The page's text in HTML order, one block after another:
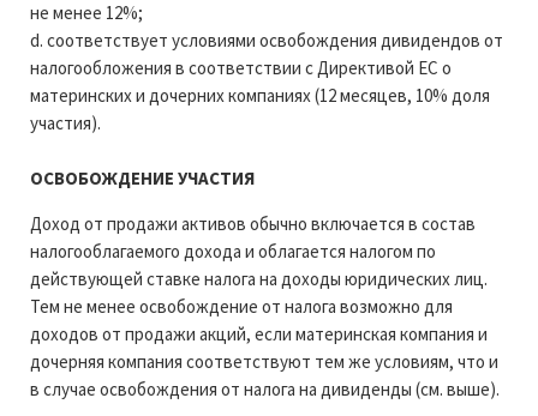
не менее 12%;
d. соответствует условиями освобождения дивидендов от
налогообложения в соответствии с Директивой ЕС о
материнских и дочерних компаниях (12 месяцев, 10% доля
участия).
ОСВОБОЖДЕНИЕ УЧАСТИЯ
Доход от продажи активов обычно включается в состав
налогооблагаемого дохода и облагается налогом по
действующей ставке налога на доходы юридических лиц.
Тем не менее освобождение от налога возможно для
доходов от продажи акций, если материнская компания и
дочерняя компания соответствуют тем же условиям, что и
в случае освобождения от налога на дивиденды (см. выше).